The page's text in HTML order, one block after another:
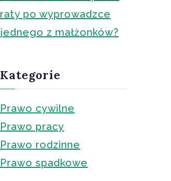
raty po wyprowadzce
jednego z małżonków?
Kategorie
Prawo cywilne
Prawo pracy
Prawo rodzinne
Prawo spadkowe